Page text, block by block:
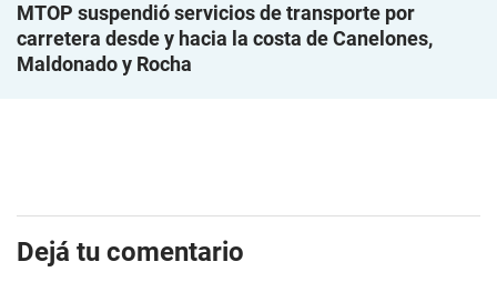
MTOP suspendió servicios de transporte por
carretera desde y hacia la costa de Canelones,
Maldonado y Rocha
Dejá tu comentario